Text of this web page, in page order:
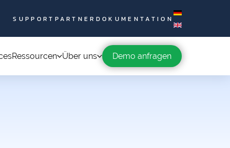
SUPPORT PARTNER DOKUMENTATION
Ressourcen Über uns Demo anfragen